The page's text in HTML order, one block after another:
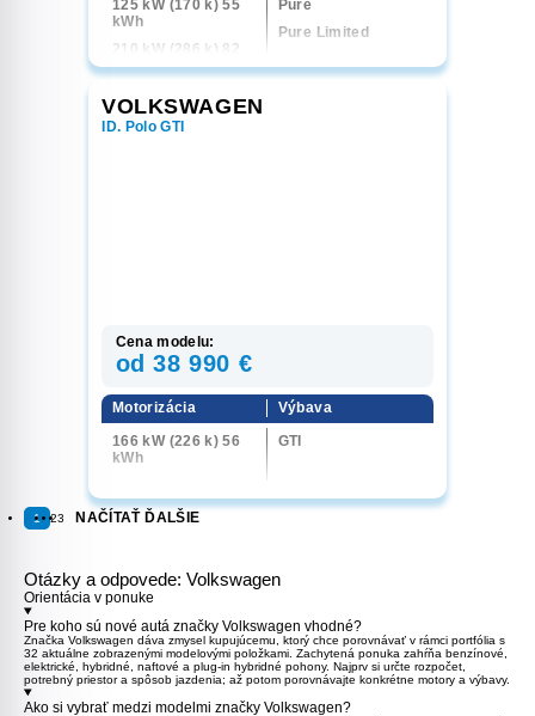
125 kW (170 k) 55
kWh
210 kW (286 k) 82
kWh
4MOTION 84 kWh
Pure
Pure Limited
VOLKSWAGEN
ID. Polo GTI
Cena modelu:
od 38 990 €
Motorizácia
166 kW (226 k) 56
kWh
Výbava
GTI
1 23 NAČÍTAŤ ĎALŠIE
Otázky a odpovede: Volkswagen
Orientácia v ponuke
Pre koho sú nové autá značky Volkswagen vhodné?
Značka Volkswagen dáva zmysel kupujúcemu, ktorý chce porovnávať v rámci portfólia s
32 aktuálne zobrazenými modelovými položkami. Zachytená ponuka zahŕňa benzínové,
elektrické, hybridné, naftové a plug-in hybridné pohony. Najprv si určte rozpočet,
potrebný priestor a spôsob jazdenia; až potom porovnávajte konkrétne motory a výbavy.
Ako si vybrať medzi modelmi značky Volkswagen?